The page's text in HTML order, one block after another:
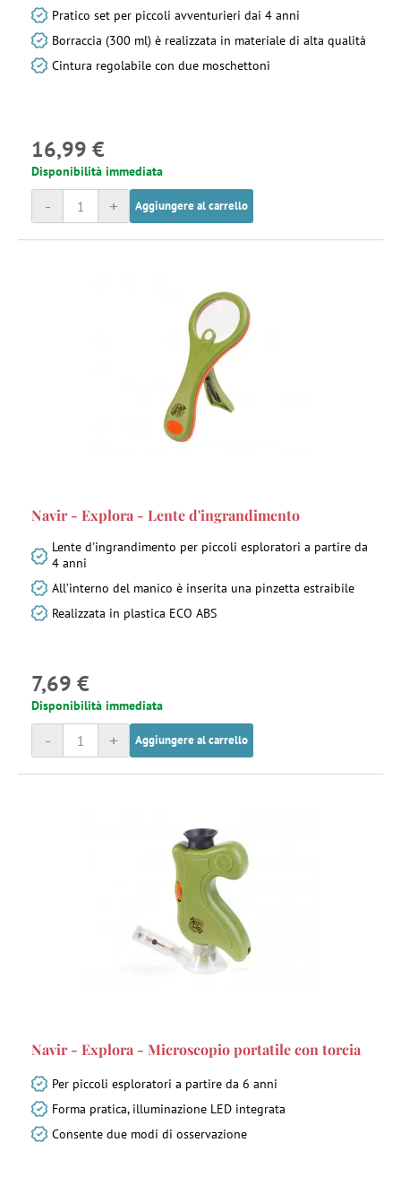
Pratico set per piccoli avventurieri dai 4 anni
Borraccia (300 ml) è realizzata in materiale di alta qualità
Cintura regolabile con due moschettoni
16,99 €
Disponibilità immediata
+
- Aggiungere al carrello
Navir - Explora - Lente d'ingrandimento
Lente d'ingrandimento per piccoli esploratori a partire da
4 anni
All’interno del manico è inserita una pinzetta estraibile
Realizzata in plastica ECO ABS
7,69 €
Disponibilità immediata
+
- Aggiungere al carrello
Navir - Explora - Microscopio portatile con torcia
Per piccoli esploratori a partire da 6 anni
Forma pratica, illuminazione LED integrata
Consente due modi di osservazione